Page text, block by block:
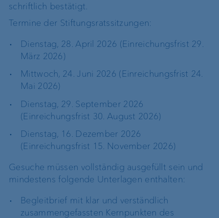
schriftlich bestätigt.
Termine der Stiftungsratssitzungen:
Dienstag, 28. April 2026 (Einreichungsfrist 29.
März 2026)
Mittwoch, 24. Juni 2026 (Einreichungsfrist 24.
Mai 2026)
Dienstag, 29. September 2026
(Einreichungsfrist 30. August 2026)
Dienstag, 16. Dezember 2026
(Einreichungsfrist 15. November 2026)
Gesuche müssen vollständig ausgefüllt sein und
mindestens folgende Unterlagen enthalten:
Begleitbrief mit klar und verständlich
zusammengefassten Kernpunkten des